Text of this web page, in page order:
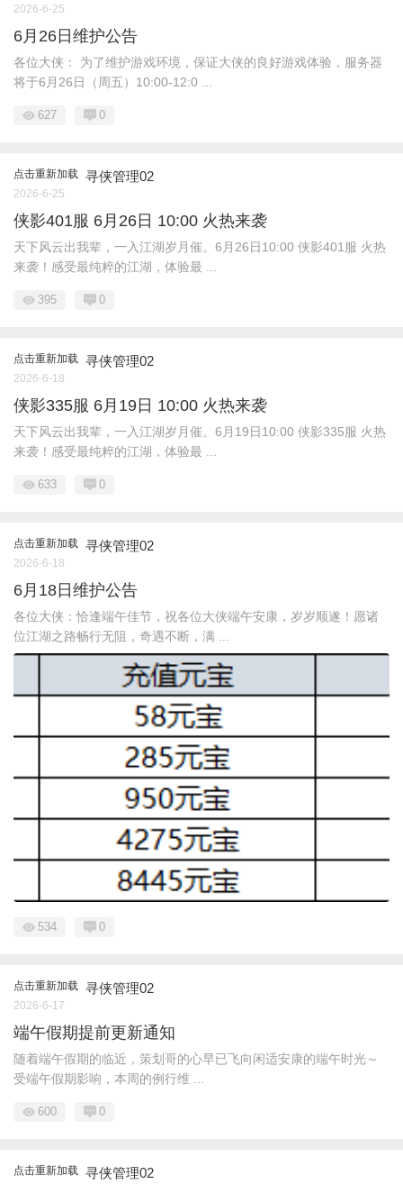
2026-6-25
6月26日维护公告
各位大侠： 为了维护游戏环境，保证大侠的良好游戏体验，服务器
将于6月26日（周五）10:00-12:0 ...
627 0
点击重新加载 寻侠管理02
2026-6-25
侠影401服 6月26日 10:00 火热来袭
天下风云出我辈，一入江湖岁月催。6月26日10:00 侠影401服 火热
来袭！感受最纯粹的江湖，体验最 ...
395 0
点击重新加载 寻侠管理02
2026-6-18
侠影335服 6月19日 10:00 火热来袭
天下风云出我辈，一入江湖岁月催。6月19日10:00 侠影335服 火热
来袭！感受最纯粹的江湖，体验最 ...
633 0
点击重新加载 寻侠管理02
2026-6-18
6月18日维护公告
各位大侠：恰逢端午佳节，祝各位大侠端午安康，岁岁顺遂！愿诸
位江湖之路畅行无阻，奇遇不断，满 ...
534 0
点击重新加载 寻侠管理02
2026-6-17
端午假期提前更新通知
随着端午假期的临近，策划哥的心早已飞向闲适安康的端午时光～
受端午假期影响，本周的例行维 ...
600 0
点击重新加载 寻侠管理02